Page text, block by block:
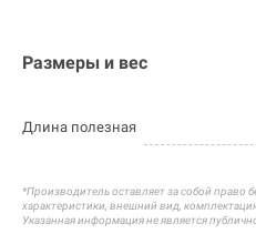
Размеры и вес
Длина полезная
*Производитель оставляет за собой право
характеристики, внешний вид,
Указанная информация не является